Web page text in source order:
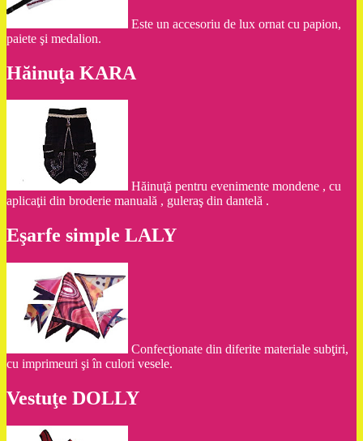
Este un accesoriu de lux ornat cu papion,
paiete şi medalion.
Hăinuţa KARA
Hăinuţă pentru evenimente mondene , cu
aplicaţii din broderie manuală , guleraş din dantelă .
Eşarfe simple LALY
Confecţionate din diferite materiale subţiri,
cu imprimeuri şi în culori vesele.
Vestuţe DOLLY